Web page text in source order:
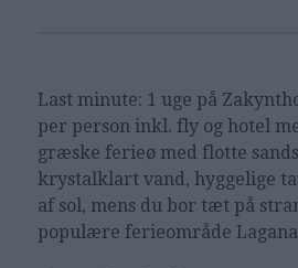
Last minute: 1 uge på
per person inkl. fly og hotel
græske ferieø med flotte
krystalklart vand, hyggelige
af sol, mens du bor tæt på
populære ferieområde